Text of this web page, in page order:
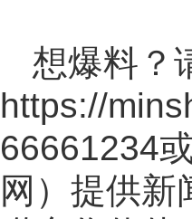
想爆料？
https://
66661234
网 ）提供新